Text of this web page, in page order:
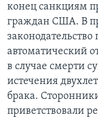
поискДИСКУССИЯ VOA
ДЕТАЛИ
НЬЮ-ЙОРК NEW
АМЕРИКА.
АРТЕФАКТЫ
АМЕРИКАНСКИЕ
ТЕСТЫ
ЗА СВОБОДУ
УЧИМ
ВИДЕО
ПОДПИСКА НА
Learning English
конец санкциям
граждан США. В
автоматический
в случае смерти
истечения
брака.
приветствовали